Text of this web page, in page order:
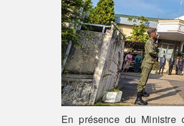
En présence du Ministre